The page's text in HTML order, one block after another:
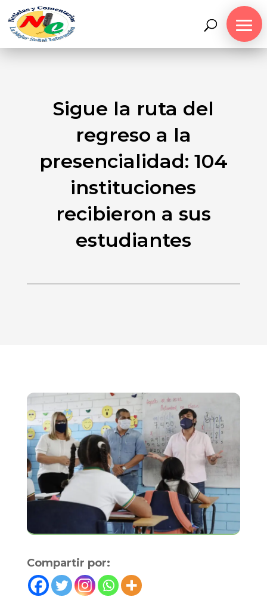
Sigue la ruta del
regreso a la
presencialidad: 104
instituciones
recibieron a sus
estudiantes
Compartir por: